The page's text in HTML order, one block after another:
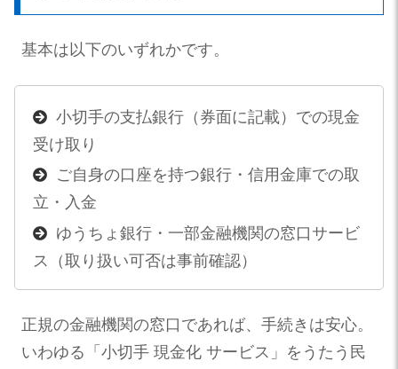
基本は以下のいずれかです。
小切手の支払銀行（券面に記載）での現金
受け取り
ご自身の口座を持つ銀行・信用金庫での取
立・入金
ゆうちょ銀行・一部金融機関の窓口サービ
ス（取り扱い可否は事前確認）
正規の金融機関の窓口であれば、手続きは安心。
いわゆる「小切手 現金化 サービス」をうたう民